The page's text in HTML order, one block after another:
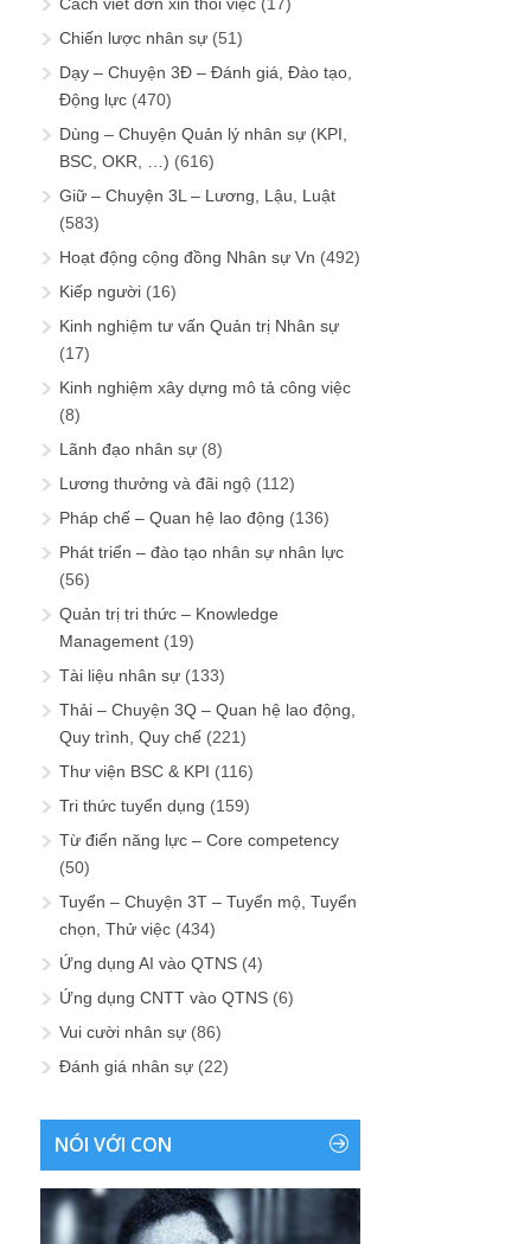
Chiến lược nhân sự (51)
Dạy – Chuyện 3Đ – Đánh giá, Đào tạo,
Động lực (470)
Dùng – Chuyện Quản lý nhân sự (KPI,
BSC, OKR, …) (616)
Giữ – Chuyện 3L – Lương, Lậu, Luật
(583)
Hoạt động cộng đồng Nhân sự Vn (492)
Kiếp người (16)
Kinh nghiệm tư vấn Quản trị Nhân sự
(17)
Kinh nghiệm xây dựng mô tả công việc
(8)
Lãnh đạo nhân sự (8)
Lương thưởng và đãi ngộ (112)
Pháp chế – Quan hệ lao động (136)
Phát triển – đào tạo nhân sự nhân lực
(56)
Quản trị tri thức – Knowledge
Management (19)
Tài liệu nhân sự (133)
Thải – Chuyện 3Q – Quan hệ lao động,
Quy trình, Quy chế (221)
Thư viện BSC & KPI (116)
Tri thức tuyển dụng (159)
Từ điển năng lực – Core competency
(50)
Tuyển – Chuyện 3T – Tuyển mộ, Tuyển
chọn, Thử việc (434)
Ứng dụng AI vào QTNS (4)
Ứng dụng CNTT vào QTNS (6)
Vui cười nhân sự (86)
Đánh giá nhân sự (22)
NÓI VỚI CON